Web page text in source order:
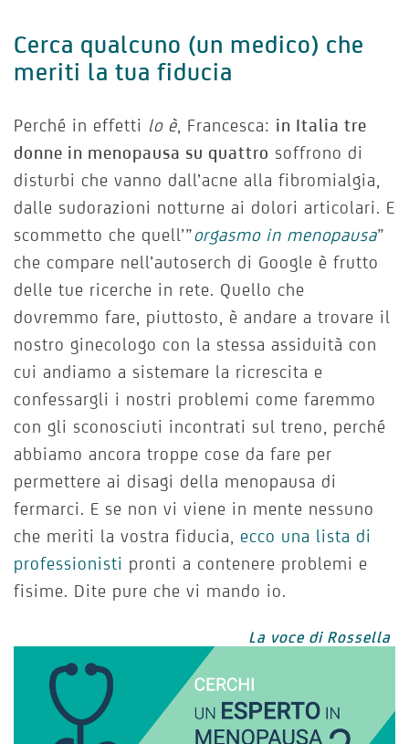
Cerca qualcuno (un medico) che
meriti la tua fiducia
Perché in effetti lo è, Francesca: in Italia tre
donne in menopausa su quattro soffrono di
disturbi che vanno dall’acne alla fibromialgia,
dalle sudorazioni notturne ai dolori articolari. E
scommetto che quell’”orgasmo in menopausa”
che compare nell’autoserch di Google è frutto
delle tue ricerche in rete. Quello che
dovremmo fare, piuttosto, è andare a trovare il
nostro ginecologo con la stessa assiduità con
cui andiamo a sistemare la ricrescita e
confessargli i nostri problemi come faremmo
con gli sconosciuti incontrati sul treno, perché
abbiamo ancora troppe cose da fare per
permettere ai disagi della menopausa di
fermarci. E se non vi viene in mente nessuno
che meriti la vostra fiducia, ecco una lista di
professionisti pronti a contenere problemi e
fisime. Dite pure che vi mando io.
La voce di Rossella